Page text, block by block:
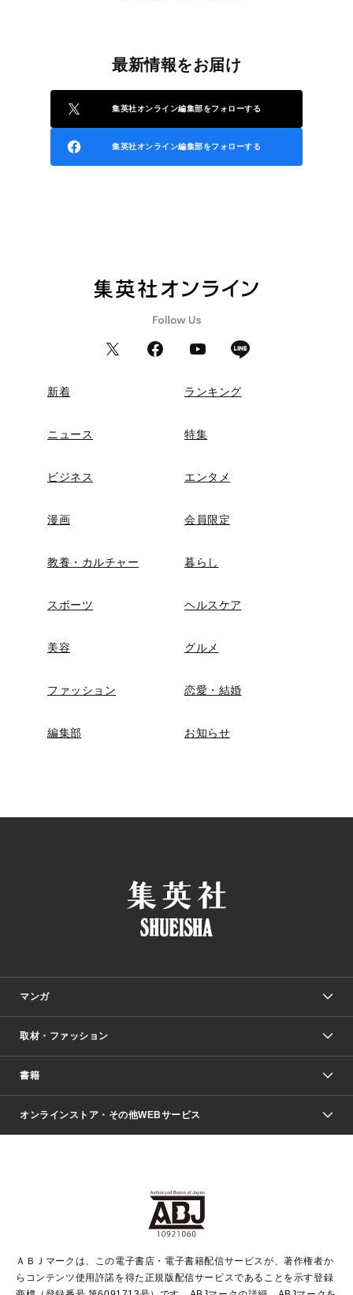
最新情報をお届け
集英社オンライン編集部をフォローする
集英社オンライン編集部をフォローする
新着 ランキング
ニュース 特集
ビジネス エンタメ
漫画 会員限定
教養・カルチャー 暮らし
スポーツ ヘルスケア
美容 グルメ
ファッション 恋愛・結婚
編集部 お知らせ
マンガ
少年マンガ
Vジャンプ
ジャンプルーキー！
ジャンプTOON
週刊ヤングジャンプ
ウルトラジャンプ
少女マンガ
リマコミ＋
月刊オフィスユー
取材・ファッション
Seventeen
LEE
芸能・情報・スポーツ
パラスポ＋！
書籍
文芸・文庫・総合
青春と読書
集英社新書
集英社新書プラス
ライトノベル・ノベライズ
集英社Webマガジン Cobalt
集英社オレンジ文庫
集英社みらい文庫
オンラインストア・その他WEBサービス
SHUEISHA MANGA-ART HERITAGE
HAPPY PLUS STORE
EDITOR'S LAB
ＡＢＪマークは、この電子書店・電子書籍配信サービスが、著作権者か
らコンテンツ使用許諾を得た正規版配信サービスであることを示す登録